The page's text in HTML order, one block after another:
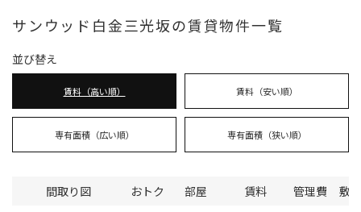
サンウッド白金三光坂の賃貸物件一覧
並び替え
賃料（高い順） 賃料（安い順）
専有面積（広い順） 専有面積（狭い順）
間取り図 おトク 部屋 賃料 管理費 敷